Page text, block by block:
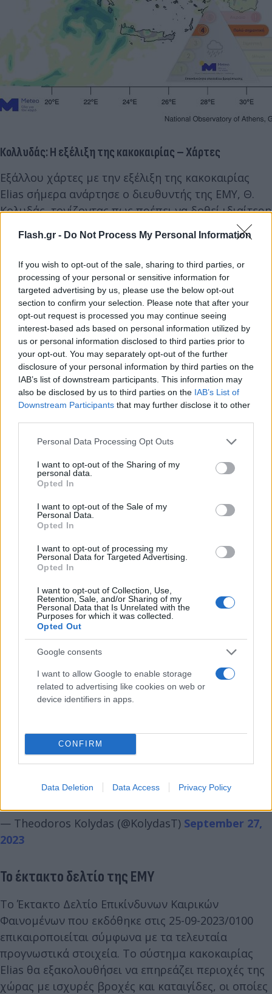
Flash.gr - Do Not Process My Personal Information
If you wish to opt-out of the sale, sharing to third parties, or
processing of your personal or sensitive information for
targeted advertising by us, please use the below opt-out
section to confirm your selection. Please note that after your
opt-out request is processed you may continue seeing
interest-based ads based on personal information utilized by
us or personal information disclosed to third parties prior to
your opt-out. You may separately opt-out of the further
disclosure of your personal information by third parties on the
IAB’s list of downstream participants. This information may
also be disclosed by us to third parties on the IAB’s List of
Downstream Participants that may further disclose it to other
Please note that this website/app uses one or more Google
not limited to your visit or usage behaviour. You may click to
grant or deny consent to Google and its third-party tags to
use your data for below specified purposes in below Google
consent section.
Personal Data Processing Opt Outs
I want to opt-out of the Sharing of my
personal data.
Opted In
I want to opt-out of the Sale of my
Personal Data.
Opted In
I want to opt-out of processing my
Personal Data for Targeted Advertising.
Opted In
I want to opt-out of Collection, Use,
Retention, Sale, and/or Sharing of my
Personal Data that Is Unrelated with the
Purposes for which it was collected.
Opted Out
Google consents
I want to allow Google to enable storage
related to advertising like cookies on web or
device identifiers in apps.
CONFIRM
Data Deletion Data Access Privacy Policy
Κολλυδάς: Η εξέλιξη της κακοκαιρίας – Χάρτες
Εξάλλου χάρτες με την εξέλιξη της κακοκαιρίας
Elias σήμερα ανάρτησε ο διευθυντής της ΕΜΥ, Θ.
Κολυδάς, τονίζοντας πως πρέπει να δοθεί ιδιαίτερη
βαρύτητα «στην ευρεία περιοχή Σπερχειάδας –
Μερικώς νότια Θεσσαλία και Πήλιο».
ΤΕΤΑΡΤΗ
✅Ακολουθούμε τα προγνωστικά
✅Ευχαριστούμε την εταιρεία 3Δ για την διάθεση
της εικόνας#Radarκαι χρήση για#Nowcasting
pic.twitter.com/duxdRUVXVk
— Theodoros Kolydas (@KolydasT) September 27,
2023
Το έκτακτο δελτίο της ΕΜΥ
Το Έκτακτο Δελτίο Επικίνδυνων Καιρικών
Φαινομένων που εκδόθηκε στις 25-09-2023/0100
επικαιροποιείται σύμφωνα με τα τελευταία
προγνωστικά στοιχεία. Το σύστημα κακοκαιρίας
Elias θα εξακολουθήσει να επηρεάζει περιοχές της
χώρας με ισχυρές βροχές και καταιγίδες, οι οποίες